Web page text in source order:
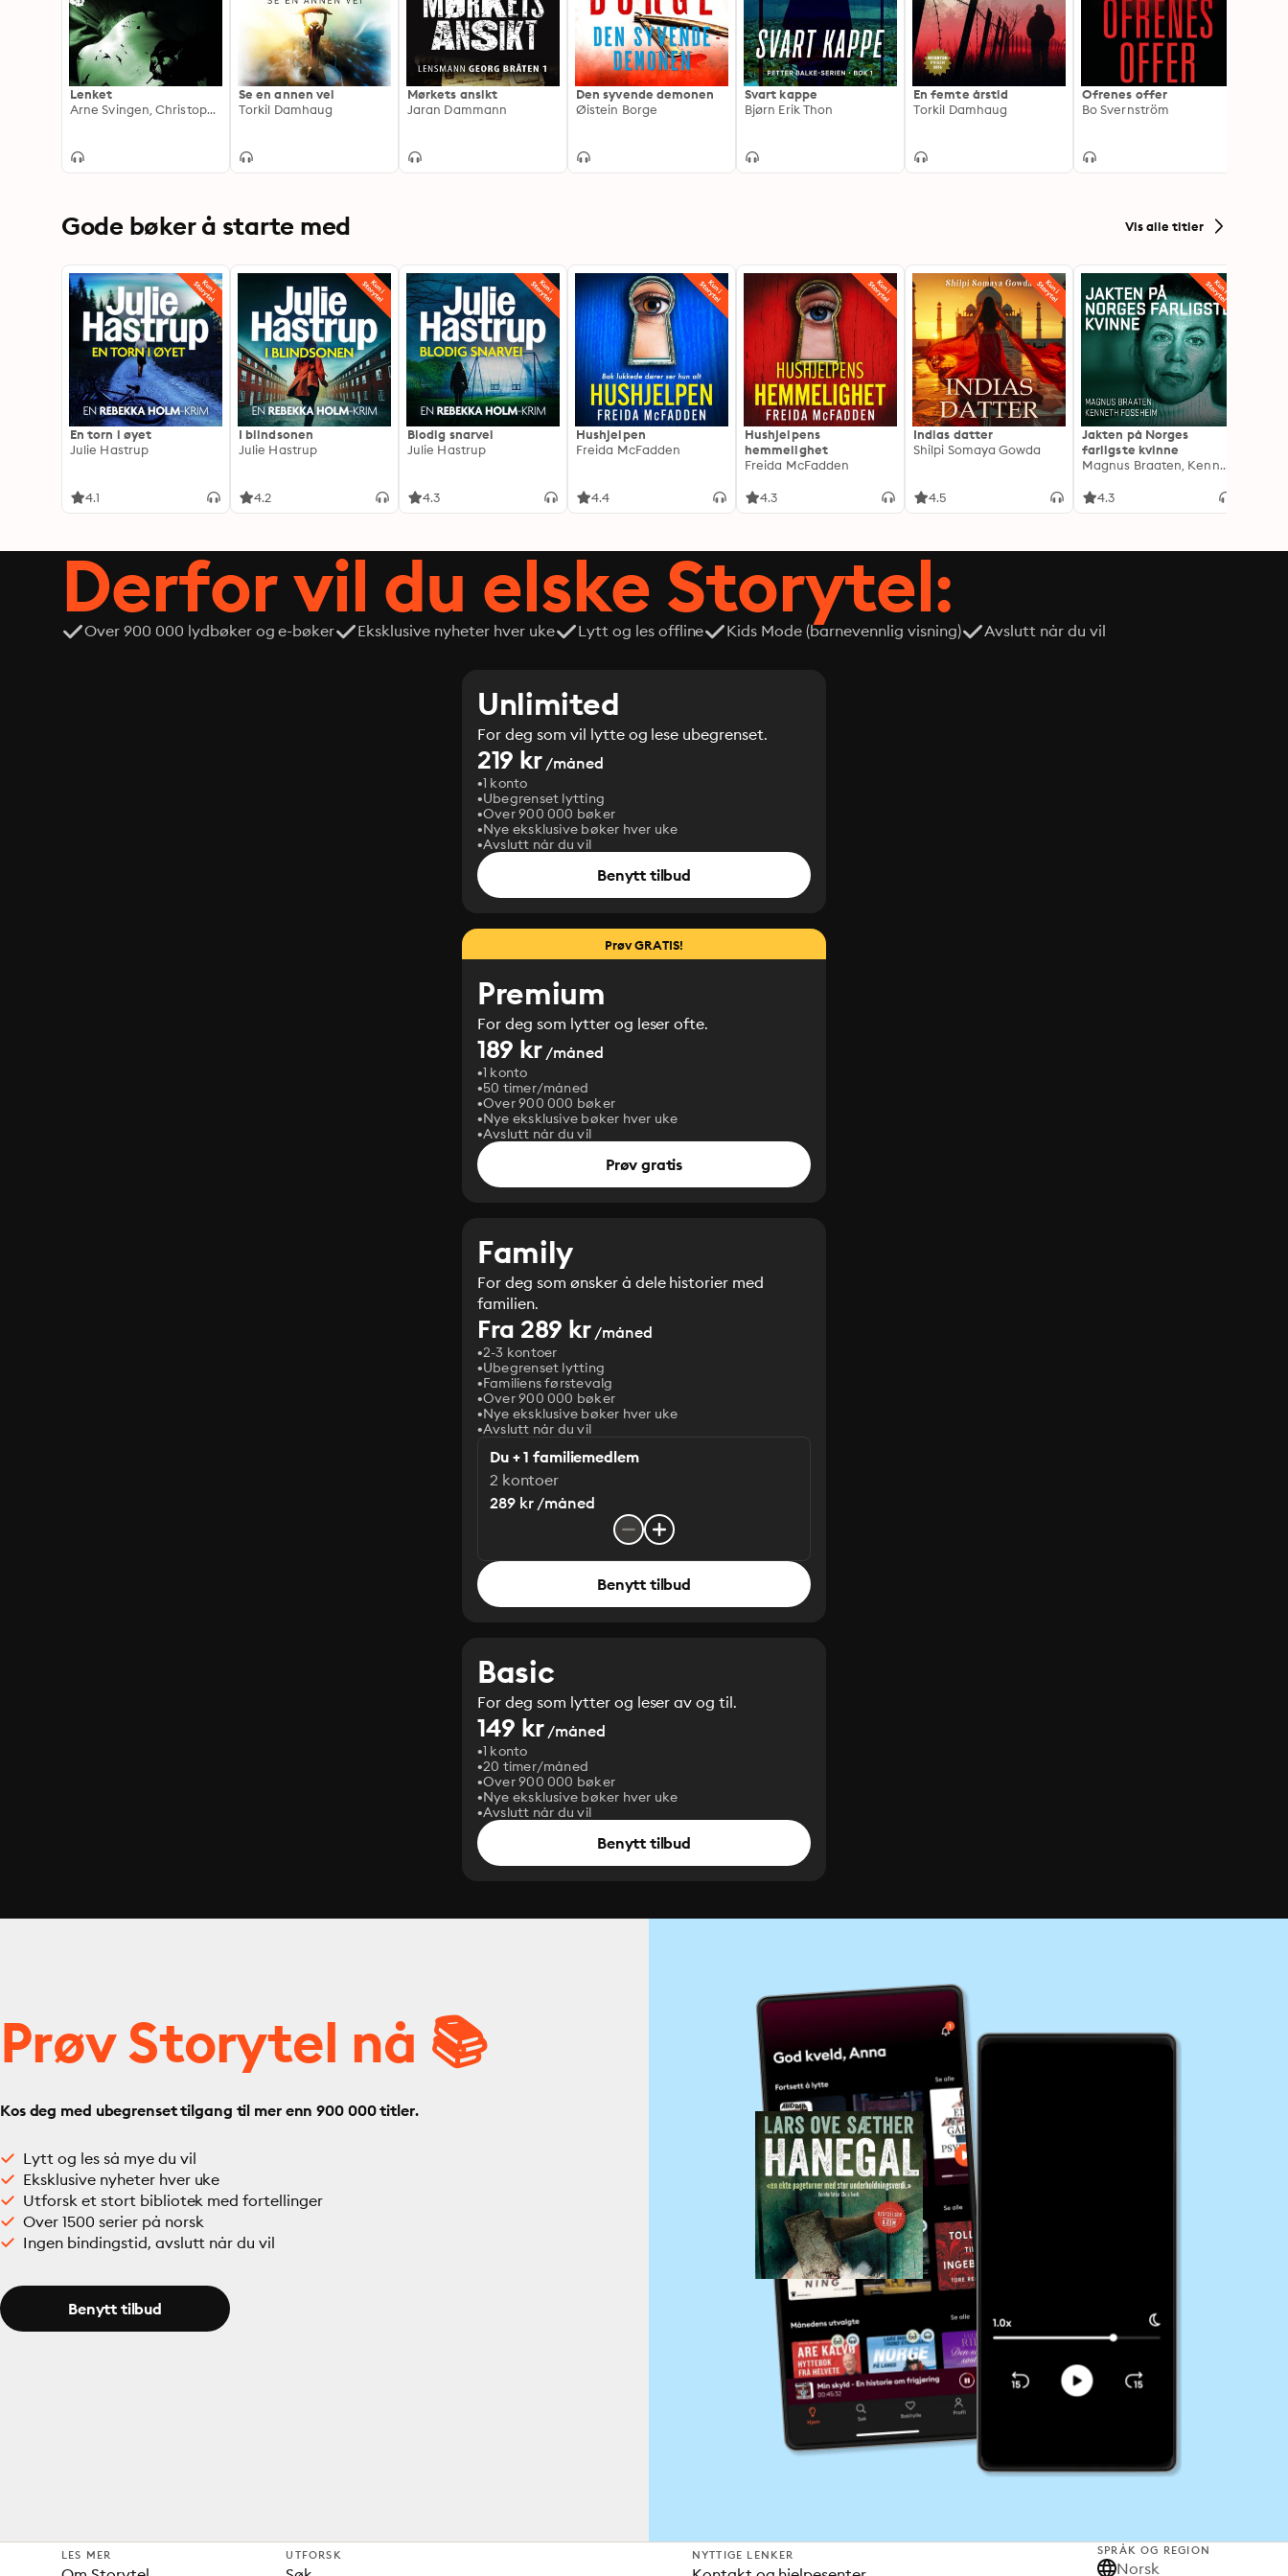
Lenket
Arne Svingen, Christopher Grøndahl
Se en annen vei
Torkil Damhaug
Mørkets ansikt
Jaran Dammann
Den syvende demonen
Øistein Borge
Svart kappe
Bjørn Erik Thon
En femte årstid
Torkil Damhaug
Ofrenes offer
Bo Svernström
Gode bøker å starte med Vis alle titler
En torn i øyet
Julie Hastrup
4.1
I blindsonen
Julie Hastrup
4.2
Blodig snarvei
Julie Hastrup
4.3
Hushjelpen
Freida McFadden
4.4
Hushjelpens
hemmelighet
Freida McFadden
4.3
Indias datter
Shilpi Somaya Gowda
4.5
Jakten på Norges
farligste kvinne
Magnus Braaten, Kenneth Fossheim
4.3
Derfor vil du elske Storytel:
Over 900 000 lydbøker og e-bøker Eksklusive nyheter hver uke Lytt og les offline Kids Mode (barnevennlig visning) Avslutt når du vil
Unlimited
For deg som vil lytte og lese ubegrenset.
219 kr/måned
1 konto
Ubegrenset lytting
Over 900 000 bøker
Nye eksklusive bøker hver uke
Avslutt når du vil
Benytt tilbud
Prøv GRATIS!
Premium
For deg som lytter og leser ofte.
189 kr/måned
1 konto
50 timer/måned
Over 900 000 bøker
Nye eksklusive bøker hver uke
Avslutt når du vil
Prøv gratis
Family
For deg som ønsker å dele historier med
familien.
Fra 289 kr/måned
2-3 kontoer
Ubegrenset lytting
Familiens førstevalg
Over 900 000 bøker
Nye eksklusive bøker hver uke
Avslutt når du vil
Du + 1 familiemedlem
2 kontoer
289 kr /måned
Benytt tilbud
Basic
For deg som lytter og leser av og til.
149 kr/måned
1 konto
20 timer/måned
Over 900 000 bøker
Nye eksklusive bøker hver uke
Avslutt når du vil
Benytt tilbud
Prøv Storytel nå 📚
Kos deg med ubegrenset tilgang til mer enn 900 000 titler.
Lytt og les så mye du vil
Eksklusive nyheter hver uke
Utforsk et stort bibliotek med fortellinger
Over 1500 serier på norsk
Ingen bindingstid, avslutt når du vil
Benytt tilbud
LES MER UTFORSK NYTTIGE LENKER SPRÅK OG REGION
Norsk